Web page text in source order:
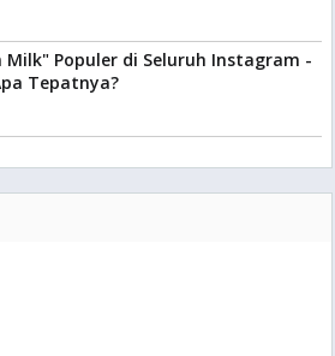
Milk" Populer di Seluruh Instagram -
Tepatnya?